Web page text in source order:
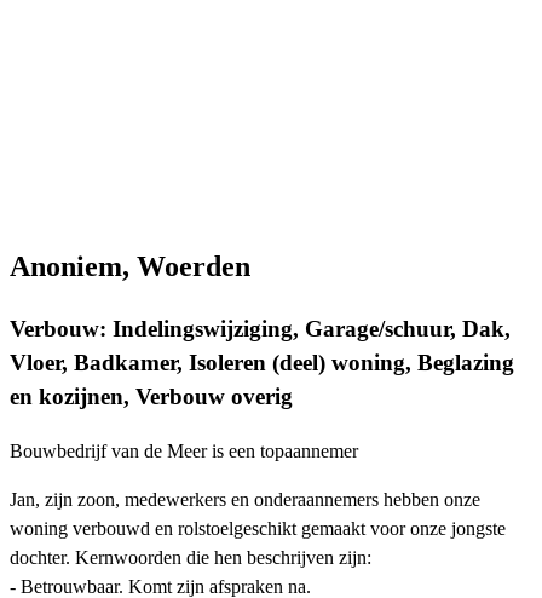
Anoniem, Woerden
Verbouw: Indelingswijziging, Garage/schuur, Dak,
Vloer, Badkamer, Isoleren (deel) woning, Beglazing
en kozijnen, Verbouw overig
Bouwbedrijf van de Meer is een topaannemer
Jan, zijn zoon, medewerkers en onderaannemers hebben onze
woning verbouwd en rolstoelgeschikt gemaakt voor onze jongste
dochter. Kernwoorden die hen beschrijven zijn:
- Betrouwbaar. Komt zijn afspraken na.